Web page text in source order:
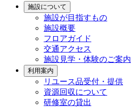
施設について
施設が目指すもの
施設概要
フロアガイド
交通アクセス
施設見学・体験のご案内
利用案内
リユース品受付・提供
資源回収について
研修室の貸出